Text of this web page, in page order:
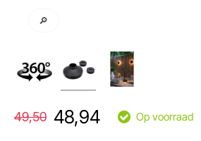
🔎
49,50 48,94 Op voorraad